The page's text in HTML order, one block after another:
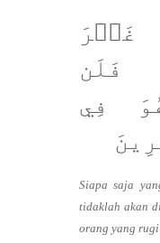
فَلَن
فِي
Siapa saja
tidaklah akan
orang yang rugi